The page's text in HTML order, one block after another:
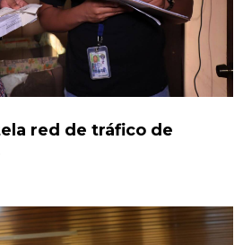
red de tráfico de